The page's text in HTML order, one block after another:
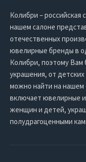
Колибри – российская
нашем салоне
отечественных
ювелирные бренды в
Колибри, поэтому Вам
украшения, от
можно найти на нашем
включает ювелирные
женщин и детей,
полудрагоценными